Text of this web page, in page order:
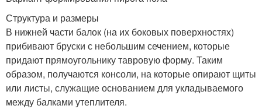
Структура и размеры
В нижней части балок (на их боковых поверхностях)
прибивают бруски с небольшим сечением, которые
придают прямоугольнику тавровую форму. Таким
образом, получаются консоли, на которые опирают щиты
или листы, служащие основанием для укладываемого
между балками утеплителя.